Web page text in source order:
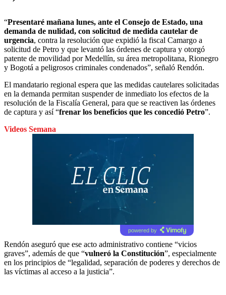
“Presentaré mañana lunes, ante el Consejo de Estado, una
demanda de nulidad, con solicitud de medida cautelar de
urgencia, contra la resolución que expidió la fiscal Camargo a
solicitud de Petro y que levantó las órdenes de captura y otorgó
patente de movilidad por Medellín, su área metropolitana, Rionegro
y Bogotá a peligrosos criminales condenados”, señaló Rendón.
El mandatario regional espera que las medidas cautelares solicitadas
en la demanda permitan suspender de inmediato los efectos de la
resolución de la Fiscalía General, para que se reactiven las órdenes
de captura y así “frenar los beneficios que les concedió Petro”.
Videos Semana
powered by
Rendón aseguró que ese acto administrativo contiene “vicios
graves”, además de que “vulneró la Constitución”, especialmente
en los principios de “legalidad, separación de poderes y derechos de
las víctimas al acceso a la justicia”.